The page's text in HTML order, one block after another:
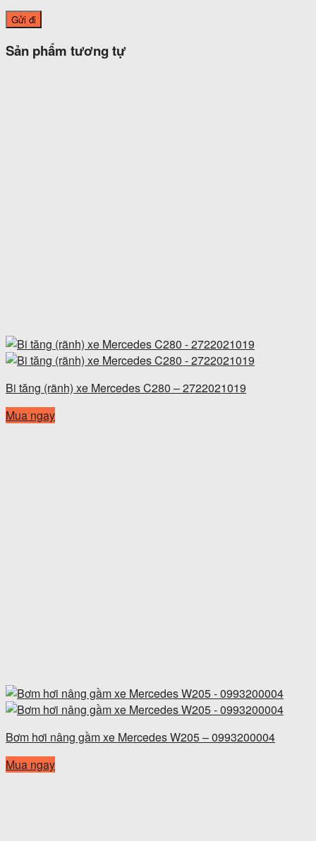
Sản phẩm tương tự
Bi tăng (rãnh) xe Mercedes C280 – 2722021019
Mua ngay
Bơm hơi nâng gầm xe Mercedes W205 – 0993200004
Mua ngay